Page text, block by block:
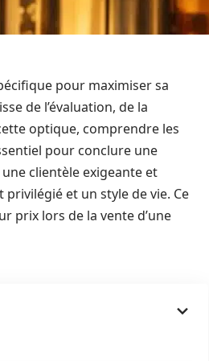
pour maximiser sa
de l’évaluation, de la
optique, comprendre les
pour conclure une
clientèle exigeante et
et un style de vie. Ce
prix lors de la vente d’une